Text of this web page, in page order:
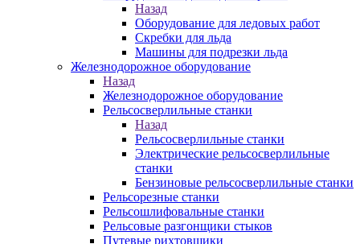
Назад
Оборудование для ледовых работ
Скребки для льда
Машины для подрезки льда
Железнодорожное оборудование
Назад
Железнодорожное оборудование
Рельсосверлильные станки
Назад
Рельсосверлильные станки
Электрические рельсосверлильные
станки
Бензиновые рельсосверлильные станки
Рельсорезные станки
Рельсошлифовальные станки
Рельсовые разгонщики стыков
Путевые рихтовщики